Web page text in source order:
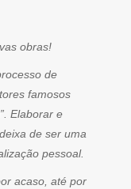
obras!
de
famosos
Elaborar e
de ser uma
pessoal.
acaso, até por